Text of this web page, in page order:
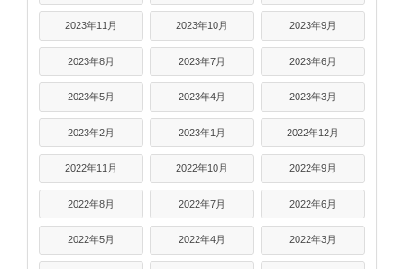
2023年11月 2023年10月 2023年9月
2023年8月 2023年7月 2023年6月
2023年5月 2023年4月 2023年3月
2023年2月 2023年1月 2022年12月
2022年11月 2022年10月 2022年9月
2022年8月 2022年7月 2022年6月
2022年5月 2022年4月 2022年3月